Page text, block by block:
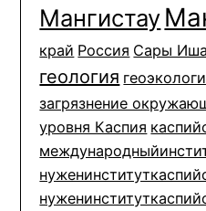
Мангистау
край Россия Сары
геология
загрязнение
уровня Каспия